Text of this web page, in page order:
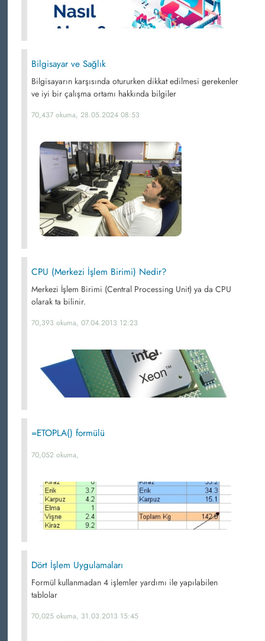
Bilgisayar ve Sağlık
Bilgisayarın karşısında otururken dikkat edilmesi gerekenler
ve iyi bir çalışma ortamı hakkında bilgiler
70,437 okuma, 28.05.2024 08:53
CPU (Merkezi İşlem Birimi) Nedir?
Merkezi İşlem Birimi (Central Processing Unit) ya da CPU
olarak ta bilinir.
70,393 okuma, 07.04.2013 12:23
=ETOPLA() formülü
70,052 okuma,
Dört İşlem Uygulamaları
Formül kullanmadan 4 işlemler yardımı ile yapılabilen
tablolar
70,025 okuma, 31.03.2013 15:45